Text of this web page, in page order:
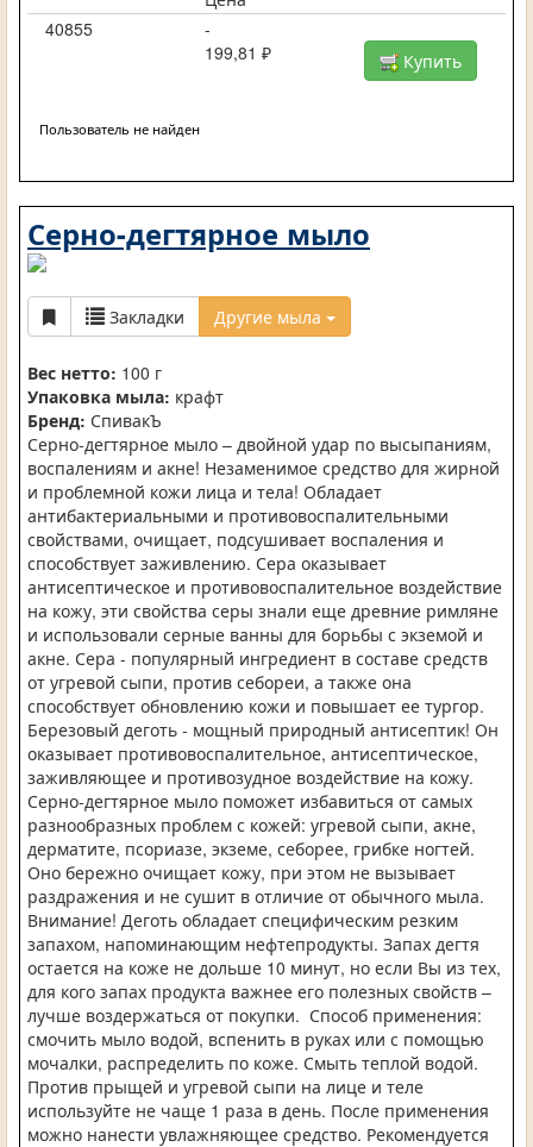
40855
-
199,81 ₽
Купить
Пользователь не найден
Серно-дегтярное мыло
Закладки Другие мыла
Вес нетто: 100 г
Упаковка мыла: крафт
Бренд: СпивакЪ
Серно-дегтярное мыло – двойной удар по высыпаниям,
воспалениям и акне! Незаменимое средство для жирной
и проблемной кожи лица и тела! Обладает
антибактериальными и противовоспалительными
свойствами, очищает, подсушивает воспаления и
способствует заживлению. Сера оказывает
антисептическое и противовоспалительное воздействие
на кожу, эти свойства серы знали еще древние римляне
и использовали серные ванны для борьбы с экземой и
акне. Сера - популярный ингредиент в составе средств
от угревой сыпи, против себореи, а также она
способствует обновлению кожи и повышает ее тургор.
Березовый деготь - мощный природный антисептик! Он
оказывает противовоспалительное, антисептическое,
заживляющее и противозудное воздействие на кожу.
Серно-дегтярное мыло поможет избавиться от самых
разнообразных проблем с кожей: угревой сыпи, акне,
дерматите, псориазе, экземе, себорее, грибке ногтей.
Оно бережно очищает кожу, при этом не вызывает
раздражения и не сушит в отличие от обычного мыла.
Внимание! Деготь обладает специфическим резким
запахом, напоминающим нефтепродукты. Запах дегтя
остается на коже не дольше 10 минут, но если Вы из тех,
для кого запах продукта важнее его полезных свойств –
лучше воздержаться от покупки. Способ применения:
смочить мыло водой, вспенить в руках или с помощью
мочалки, распределить по коже. Смыть теплой водой.
Против прыщей и угревой сыпи на лице и теле
используйте не чаще 1 раза в день. После применения
можно нанести увлажняющее средство. Рекомендуется